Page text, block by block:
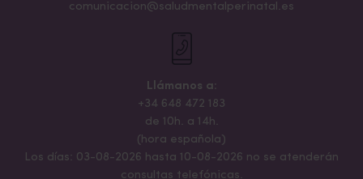
comunicacion@saludmentalperinatal.es
Llámanos a:
+34 648 472 183
de 10h. a 14h.
(hora española)
Los días: 03-08-2026 hasta 10-08-2026 no se atenderán
consultas telefónicas.